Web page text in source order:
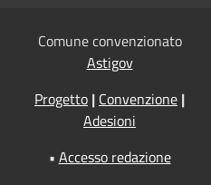
Comune convenzionato
Astigov
Progetto | Convenzione |
Adesioni
• Accesso redazione